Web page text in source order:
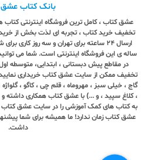
بانک کتاب
عشق کتاب ، کامل ترین فروشگاه اینترنتی
تخفیف خرید کتاب ، تجربه ای لذت بخش از خرید
ارسال ٢٤ ساعته برای تهران و سه روز
ساله ی این فروشگاه اینترنتی است. شما می
در مقاطع پیش دبستانی ، ابتدایی، متوسطه
تخفیف ممکن از سایت عشق کتاب خریداری
گاج ، خیلی سبز ، مهروماه ، قلم چی ، کاگو ،
، کلاغ سپید ، و ...) با عشق کتاب همکاری داشته و
به کتاب های کمک آموزشی را در سایت عشق کتاب
عشق کتاب زمان ندارد! ما همیشه برای شما
داشت.